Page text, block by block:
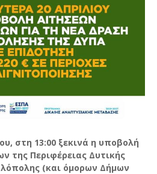
στη 13:00 ξεκινά η υποβολή
της Περιφέρειας Δυτικής
(και όμορων Δήμων